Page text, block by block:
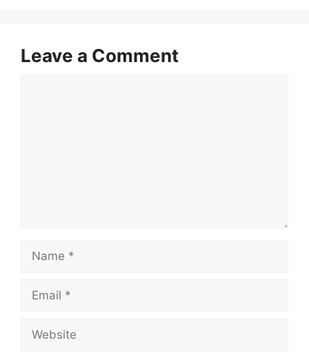
Leave a Comment